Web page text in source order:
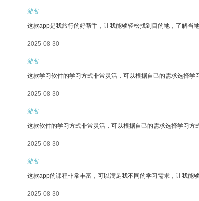
游客
这款app是我旅行的好帮手，让我能够轻松找到目的地，了解当地
2025-08-30
游客
这款学习软件的学习方式非常灵活，可以根据自己的需求选择学
2025-08-30
游客
这款软件的学习方式非常灵活，可以根据自己的需求选择学习方
2025-08-30
游客
这款app的课程非常丰富，可以满足我不同的学习需求，让我能
2025-08-30